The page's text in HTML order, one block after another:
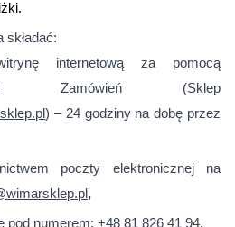
składać:
internetową za pomocą
Zamówień (Sklep
) – 24 godziny na dobę przez
poczty elektronicznej na
,
pod numerem: +48 81 826 41 94.